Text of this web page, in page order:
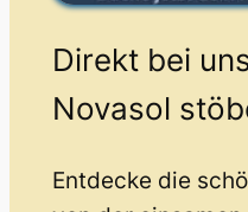
Direkt bei
Novasol
Entdecke die